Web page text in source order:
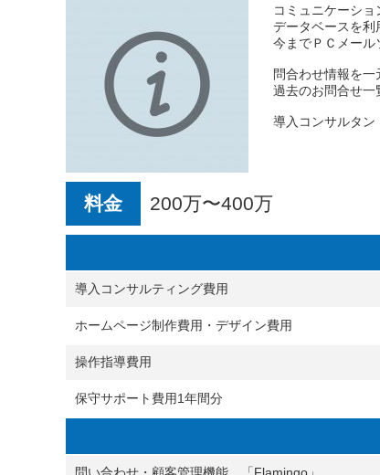
コミュニケーショ
データベースを利
今までＰＣメール
問合わせ情報を一
過去のお問合せ一
導入コンサルタン
料金 200万〜400万
導入コンサルティング費用
ホームページ制作費用・デザイン費用
操作指導費用
保守サポート費用1年間分